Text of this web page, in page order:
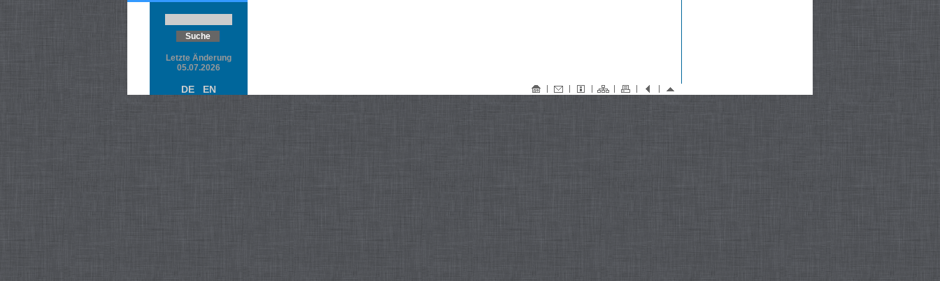
Letzte Änderung
05.07.2026
DE EN